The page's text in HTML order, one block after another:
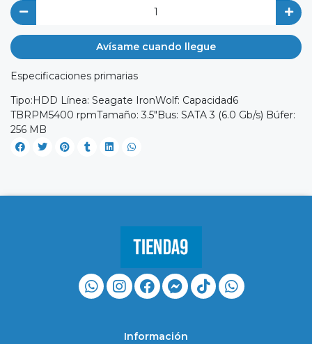
Avísame cuando llegue
Especificaciones primarias
Tipo:HDD Línea: Seagate IronWolf: Capacidad6
TBRPM5400 rpmTamaño: 3.5"Bus: SATA 3 (6.0 Gb/s) Búfer:
256 MB
Información